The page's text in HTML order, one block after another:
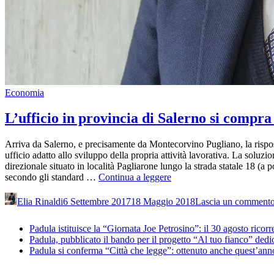
Economia
L’ufficio in provincia di Salerno si
Arriva da Salerno, e precisamente da Montecorvino Pugliano, la
ufficio adatto allo sviluppo della propria attività lavorativa. La
direzionale situato in località Pagliarone lungo la strada statale 18 (a
secondo gli standard … Continua a leggereL’ufficio
provincia
di
si
compra
pagando
Elia Rinaldi6 Settembre 201718 Maggio 2018Lascia un
Padula istituisce la “Giornata Joe Petrosino”: il 30 agosto
Padula, pubblicato il bando per il progetto “Al tuo fianco”
Padula si conferma “Città che legge”: ottenuto anche